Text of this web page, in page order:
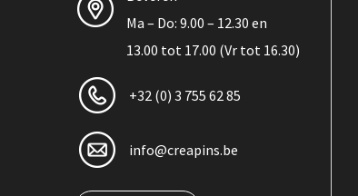
Ma – Do: 9.00 – 12.30 en
13.00 tot 17.00 (Vr tot 16.30)
+32 (0) 3 755 62 85
info@creapins.be